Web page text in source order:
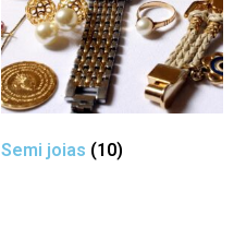
Semi joias (10)